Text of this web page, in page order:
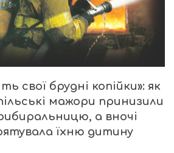
свої брудні копійки»: як
мажори принизили
а вночі
їхню дитину